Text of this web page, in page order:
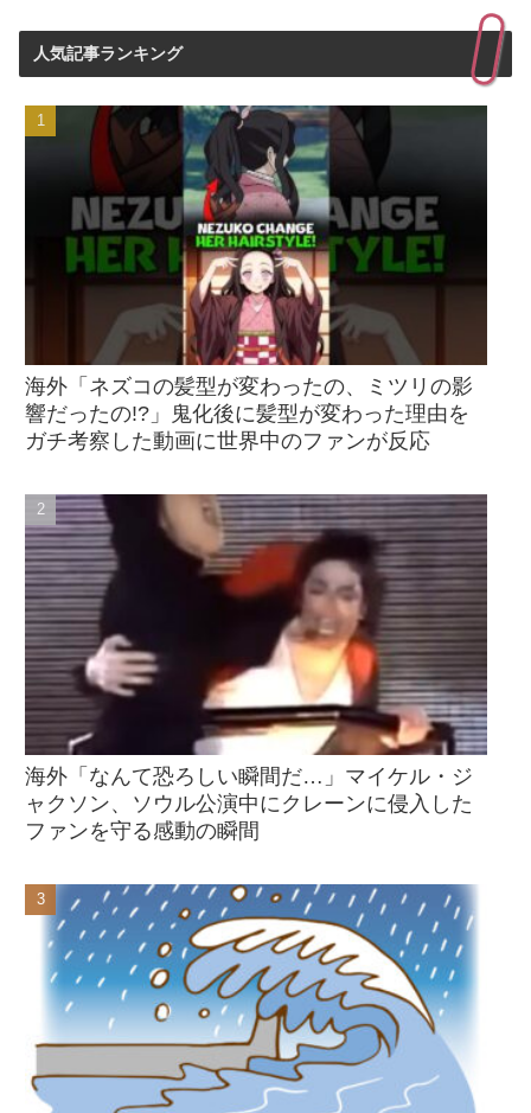
人気記事ランキング
海外「ネズコの髪型が変わったの、ミツリの影
響だったの!?」鬼化後に髪型が変わった理由を
ガチ考察した動画に世界中のファンが反応
海外「なんて恐ろしい瞬間だ…」マイケル・ジ
ャクソン、ソウル公演中にクレーンに侵入した
ファンを守る感動の瞬間